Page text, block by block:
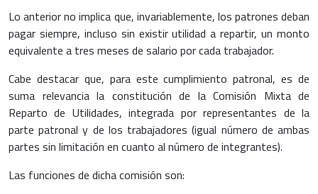
Lo anterior no implica que, invariablemente, los patrones deban
pagar siempre, incluso sin existir utilidad a repartir, un monto
equivalente a tres meses de salario por cada trabajador.
Cabe destacar que, para este cumplimiento patronal, es de
suma relevancia la constitución de la Comisión Mixta de
Reparto de Utilidades, integrada por representantes de la
parte patronal y de los trabajadores (igual número de ambas
partes sin limitación en cuanto al número de integrantes).
Las funciones de dicha comisión son: